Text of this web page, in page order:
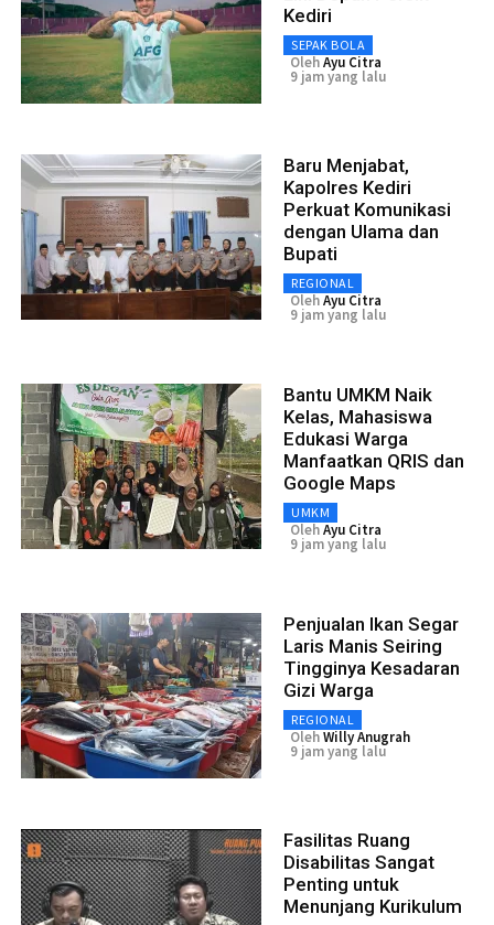
Kediri
SEPAK BOLA
OlehAyu Citra
9 jam yang lalu
Baru Menjabat,
Kapolres Kediri
Perkuat Komunikasi
dengan Ulama dan
Bupati
REGIONAL
OlehAyu Citra
9 jam yang lalu
Bantu UMKM Naik
Kelas, Mahasiswa
Edukasi Warga
Manfaatkan QRIS dan
Google Maps
UMKM
OlehAyu Citra
9 jam yang lalu
Penjualan Ikan Segar
Laris Manis Seiring
Tingginya Kesadaran
Gizi Warga
REGIONAL
OlehWilly Anugrah
9 jam yang lalu
Fasilitas Ruang
Disabilitas Sangat
Penting untuk
Menunjang Kurikulum